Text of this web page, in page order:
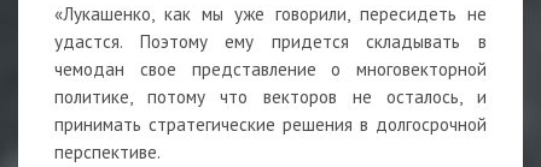
«Лукашенко, как мы уже говорили, пересидеть не
удастся. Поэтому ему придется складывать в
чемодан свое представление о многовекторной
политике, потому что векторов не осталось, и
принимать стратегические решения в долгосрочной
перспективе.